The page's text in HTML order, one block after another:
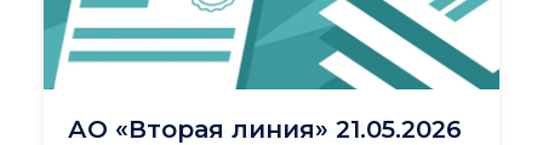
АО «Вторая линия» 21.05.2026